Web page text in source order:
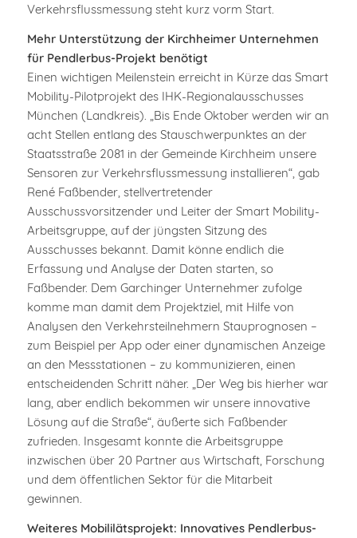
Verkehrsflussmessung steht kurz vorm Start.
Mehr Unterstützung der Kirchheimer Unternehmen
für Pendlerbus-Projekt benötigt
Einen wichtigen Meilenstein erreicht in Kürze das Smart
Mobility-Pilotprojekt des IHK-Regionalausschusses
München (Landkreis). „Bis Ende Oktober werden wir an
acht Stellen entlang des Stauschwerpunktes an der
Staatsstraße 2081 in der Gemeinde Kirchheim unsere
Sensoren zur Verkehrsflussmessung installieren“, gab
René Faßbender, stellvertretender
Ausschussvorsitzender und Leiter der Smart Mobility-
Arbeitsgruppe, auf der jüngsten Sitzung des
Ausschusses bekannt. Damit könne endlich die
Erfassung und Analyse der Daten starten, so
Faßbender. Dem Garchinger Unternehmer zufolge
komme man damit dem Projektziel, mit Hilfe von
Analysen den Verkehrsteilnehmern Stauprognosen –
zum Beispiel per App oder einer dynamischen Anzeige
an den Messstationen – zu kommunizieren, einen
entscheidenden Schritt näher. „Der Weg bis hierher war
lang, aber endlich bekommen wir unsere innovative
Lösung auf die Straße“, äußerte sich Faßbender
zufrieden. Insgesamt konnte die Arbeitsgruppe
inzwischen über 20 Partner aus Wirtschaft, Forschung
und dem öffentlichen Sektor für die Mitarbeit
gewinnen.
Weiteres Mobililätsprojekt: Innovatives Pendlerbus-